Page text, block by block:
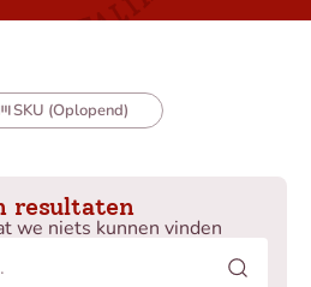
SKU (Oplopend)
resultaten
we niets kunnen vinden